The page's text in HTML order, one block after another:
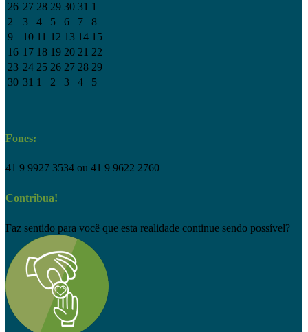
26 27 28 29 30 31 1
2
3 4 5 6 7
8
9
10 11 12 13 14 15
16 17 18 19 20 21 22
23 24 25 26 27 28 29
30 31 1 2 3 4 5
Fones:
41 9 9927 3534 ou 41 9 9622 2760
Contribua!
Faz sentido para você que esta realidade continue sendo possível?